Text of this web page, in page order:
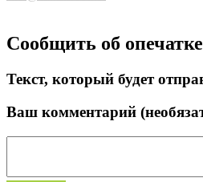
Сообщить об опечатке
Текст, который будет
Ваш комментарий